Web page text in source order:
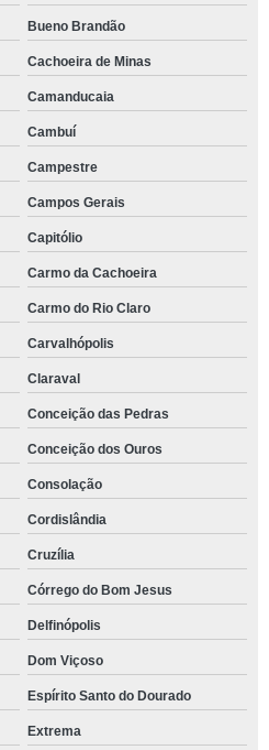
Bueno Brandão
Cachoeira de Minas
Camanducaia
Cambuí
Campestre
Campos Gerais
Capitólio
Carmo da Cachoeira
Carmo do Rio Claro
Carvalhópolis
Claraval
Conceição das Pedras
Conceição dos Ouros
Consolação
Cordislândia
Cruzília
Córrego do Bom Jesus
Delfinópolis
Dom Viçoso
Espírito Santo do Dourado
Extrema